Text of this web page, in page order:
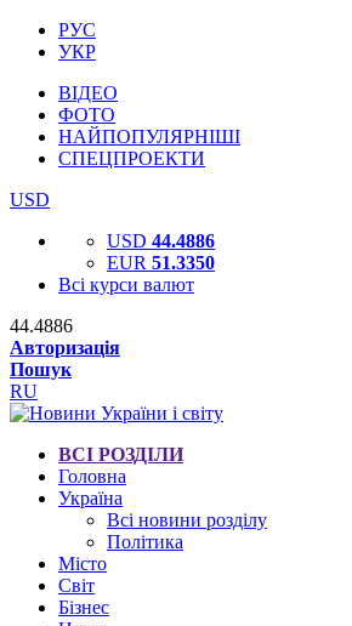
РУС
УКР
ВІДЕО
ФОТО
НАЙПОПУЛЯРНІШІ
СПЕЦПРОЕКТИ
USD
USD 44.4886
EUR 51.3350
Всі курси валют
44.4886
Авторизація
Пошук
RU
ВСІ РОЗДІЛИ
Головна
Україна
Всі новини розділу
Політика
Місто
Світ
Бізнес